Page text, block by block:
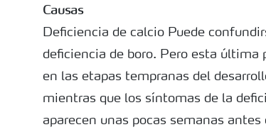
Causas
Deficiencia de calcio Puede
deficiencia de boro. Pero esta última
en las etapas tempranas del
mientras que los síntomas de la
aparecen unas pocas semanas antes